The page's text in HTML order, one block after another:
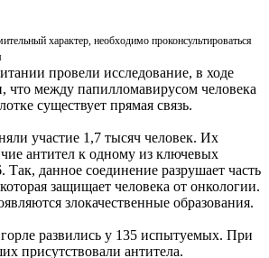
характер, необходимо проконсультироваться
провели исследование, в ходе
что между папилломавирусом человека
существует прямая связь.
участие 1,7 тысяч человек. Их
антител к одному из ключевых
данное соединение разрушает часть
защищает человека от онкологии.
злокачественные образования.
развились у 135 испытуемых. При
присутствовали антитела.